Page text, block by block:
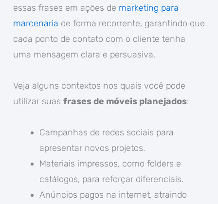
essas frases em ações de marketing para
marcenaria de forma recorrente, garantindo que
cada ponto de contato com o cliente tenha
uma mensagem clara e persuasiva.
Veja alguns contextos nos quais você pode
utilizar suas frases de móveis planejados:
Campanhas de redes sociais para
apresentar novos projetos.
Materiais impressos, como folders e
catálogos, para reforçar diferenciais.
Anúncios pagos na internet, atraindo